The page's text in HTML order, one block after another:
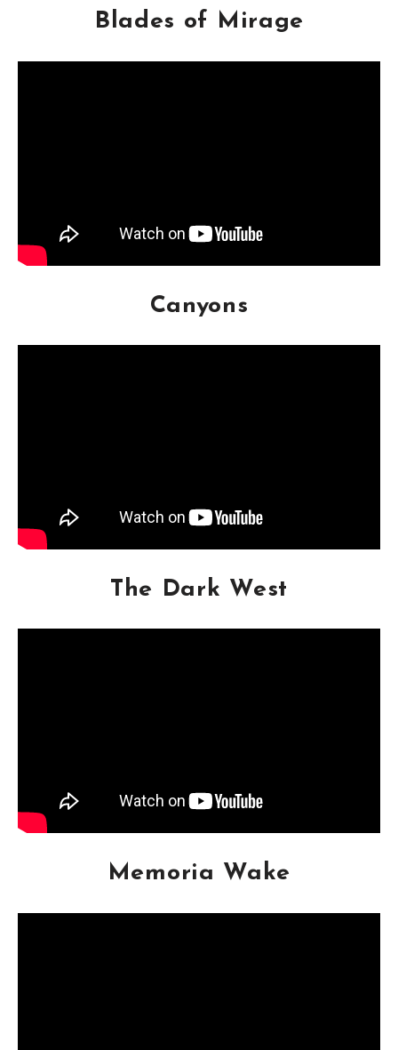
Blades of Mirage
Canyons
The Dark West
Memoria Wake